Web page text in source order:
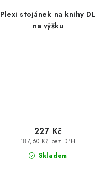
Plexi stojánek na knihy DL
na výšku
Skladem
187,60 Kč bez DPH
227 Kč